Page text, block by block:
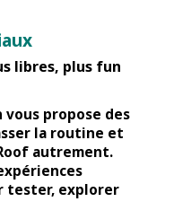
libres, plus fun
vous propose des
la routine et
autrement.
tester, explorer